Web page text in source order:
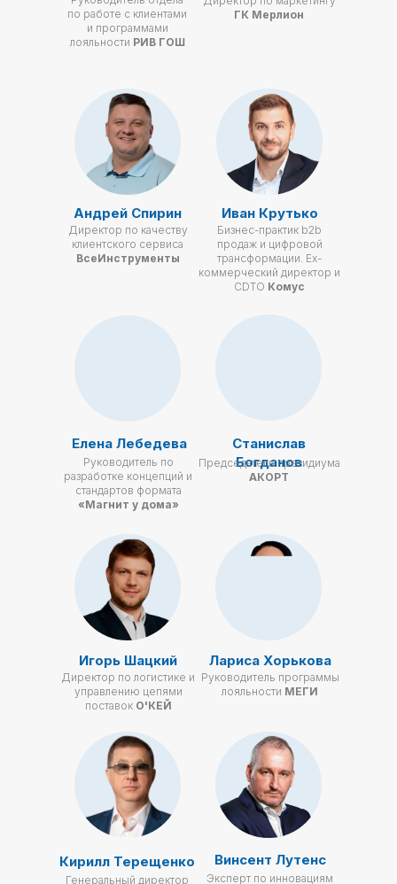
по работе с клиентами
и программами
лояльности РИВ ГОШ
ГК Мерлион
Директор по качеству
клиентского сервиса
ВсеИнструменты
Бизнес-практик b2b
продаж и цифровой
трансформации. Ех-
коммерческий директор и
CDTO Комус
Руководитель по
разработке концепций и
стандартов формата
«Магнит у дома»
Андрей Спирин Иван Крутько
Елена Лебедева
Винсент Лутенс
Эксперт по инновациям
Кирилл Терещенко
Лариса Хорькова
Игорь Шацкий
Генеральный директор
Руководитель программы
лояльности МЕГИ
Директор по логистике и
управлению цепями
поставокО'КЕЙ
Станислав
Богданов
Председатель президиума
АКОРТ